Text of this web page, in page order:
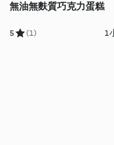
無油無麩質巧克力蛋糕
5 (1) 1